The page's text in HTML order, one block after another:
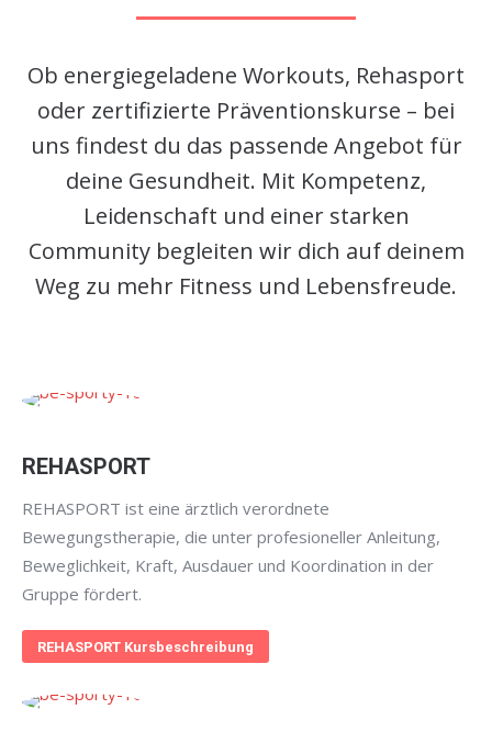
Ob energiegeladene Workouts, Rehasport
oder zertifizierte Präventionskurse – bei
uns findest du das passende Angebot für
deine Gesundheit. Mit Kompetenz,
Leidenschaft und einer starken
Community begleiten wir dich auf deinem
Weg zu mehr Fitness und Lebensfreude.
REHASPORT
REHASPORT ist eine ärztlich verordnete
Bewegungstherapie, die unter profesioneller Anleitung,
Beweglichkeit, Kraft, Ausdauer und Koordination in der
Gruppe fördert.
REHASPORT Kursbeschreibung